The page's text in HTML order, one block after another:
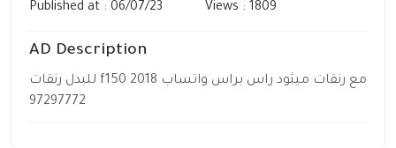
Published at : 06/07/23 Views : 1809
AD Description
للبدل رنقات f150 2018 مع رنقات ميثود راس براس واتساب
97297772